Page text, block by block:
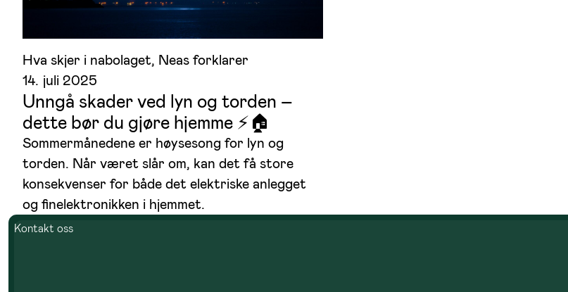
Hva skjer i nabolaget, Neas forklarer
14. juli 2025
Unngå skader ved lyn og torden –
dette bør du gjøre hjemme ⚡🏠
Sommermånedene er høysesong for lyn og
torden. Når været slår om, kan det få store
konsekvenser for både det elektriske anlegget
og finelektronikken i hjemmet.
Kontakt oss